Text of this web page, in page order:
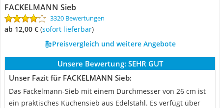
FACKELMANN Sieb
3320 Bewertungen
ab 12,00 € ( Sofort lieferbar)
Preisvergleich und weitere Angebote
Unsere Bewertung: SEHR GUT
Unser Fazit für FACKELMANN Sieb:
Das Fackelmann-Sieb mit einem Durchmesser von 26 cm ist
ein praktisches Küchensieb aus Edelstahl. Es verfügt über